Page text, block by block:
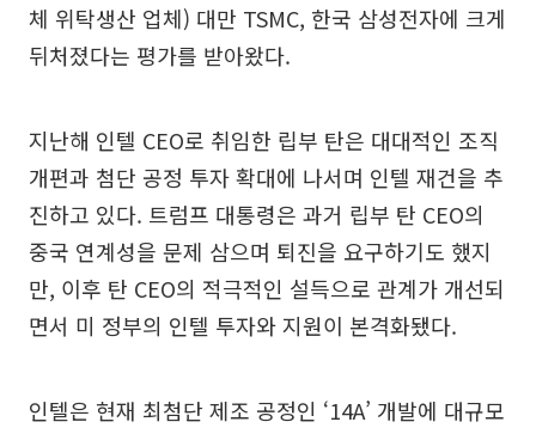
체 위탁생산 업체) 대만 TSMC, 한국 삼성전자에 크게
뒤처졌다는 평가를 받아왔다.
지난해 인텔 CEO로 취임한 립부 탄은 대대적인 조직
개편과 첨단 공정 투자 확대에 나서며 인텔 재건을 추
진하고 있다. 트럼프 대통령은 과거 립부 탄 CEO의
중국 연계성을 문제 삼으며 퇴진을 요구하기도 했지
만, 이후 탄 CEO의 적극적인 설득으로 관계가 개선되
면서 미 정부의 인텔 투자와 지원이 본격화됐다.
인텔은 현재 최첨단 제조 공정인 ‘14A’ 개발에 대규모